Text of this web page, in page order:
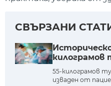
СВЪРЗАНИ
55-килограмов
изваден от